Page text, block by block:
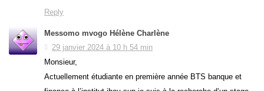
Reply
Messomo mvogo Hélène Charlène
29 janvier 2024 à 10 h 54 min
Monsieur,
Actuellement étudiante en première année BTS banque et